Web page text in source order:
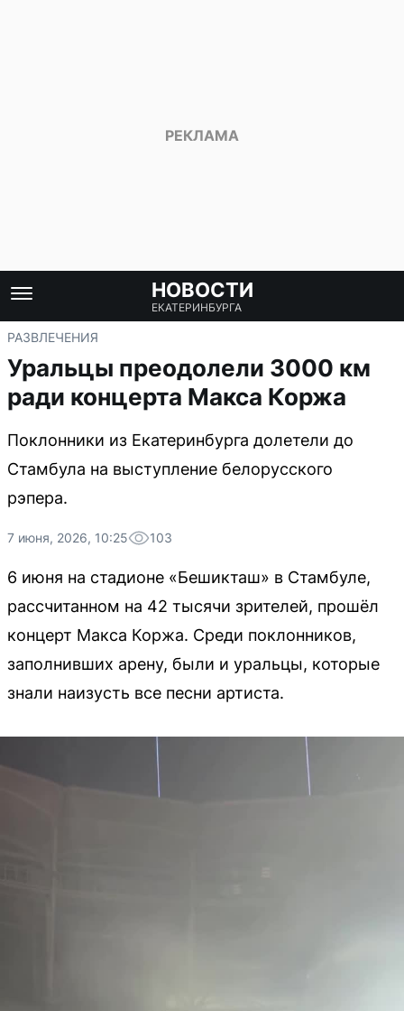
НОВОСТИ
ЕКАТЕРИНБУРГА
РАЗВЛЕЧЕНИЯ
Уральцы преодолели 3000 км
ради концерта Макса Коржа
Поклонники из Екатеринбурга долетели до
Стамбула на выступление белорусского
рэпера.
7 июня, 2026, 10:25 103
6 июня на стадионе «Бешикташ» в Стамбуле,
рассчитанном на 42 тысячи зрителей, прошёл
концерт Макса Коржа. Среди поклонников,
заполнивших арену, были и уральцы, которые
знали наизусть все песни артиста.